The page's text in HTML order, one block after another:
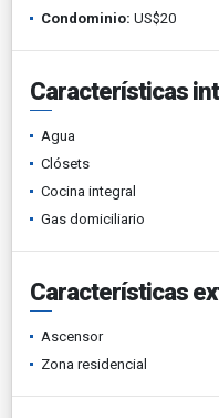
Condominio: US$20
Características
Agua
Clósets
Cocina integral
Gas domiciliario
Características
Ascensor
Zona residencial